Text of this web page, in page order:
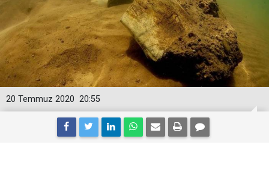
20:55
20 Temmuz 2020